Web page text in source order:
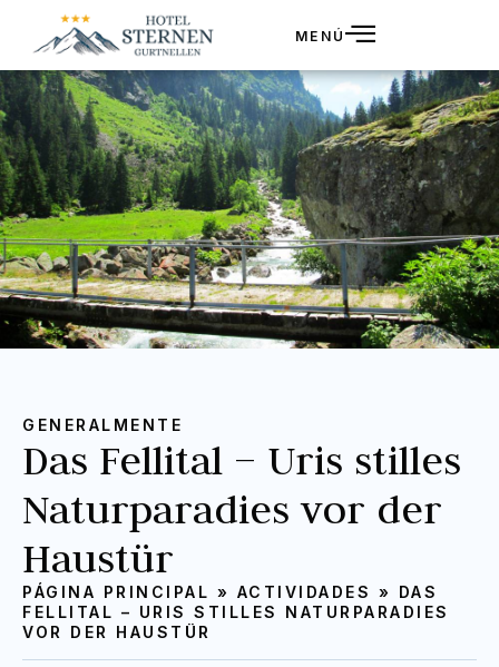
MENÚ
GENERALMENTE
Das Fellital – Uris stilles
Naturparadies vor der
Haustür
PÁGINA PRINCIPAL » ACTIVIDADES » DAS
FELLITAL – URIS STILLES NATURPARADIES
VOR DER HAUSTÜR